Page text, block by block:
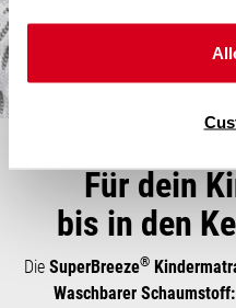
Für dein
bis in den
Die SuperBreeze®
Waschbarer Schaumstoff: